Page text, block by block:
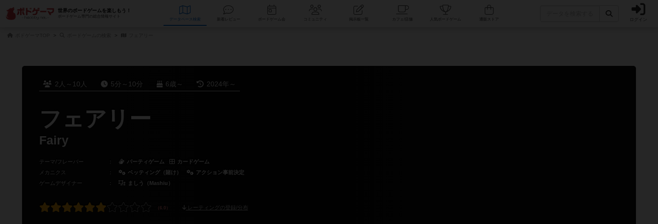
世界のボードゲームを楽しもう！
ボードゲーム専門の総合情報サイト
データベース コミュニティ 人気ボードゲーム ログイン
2人～10人 5分～10分 6歳～ 2024年～
フェアリー
Fairy
テーマ/フレーバー ： パーティゲーム
カードゲーム
メカニクス
： ベッティング（賭け）
アクション事前決定
ゲームデザイナー
： ましう（Mashiu）
レーティングの登録/分布